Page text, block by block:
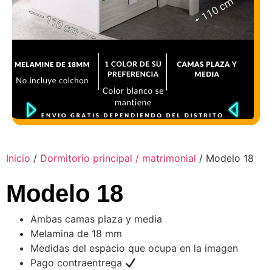
Inicio / Dormitorio principal / matrimonial / Modelo 18
Modelo 18
Ambas camas plaza y media
Melamina de 18 mm
Medidas del espacio que ocupa en la imagen
Pago contraentrega